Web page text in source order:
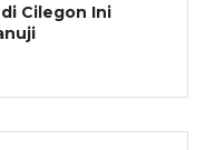
Cilegon Ini